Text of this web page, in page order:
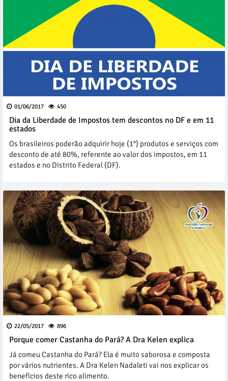
01/06/2017 450
Dia da Liberdade de Impostos tem descontos no DF e em 11
estados
Os brasileiros poderão adquirir hoje (1°) produtos e serviços com
desconto de até 80%, referente ao valor dos impostos, em 11
estados e no Distrito Federal (DF).
22/05/2017 896
Porque comer Castanha do Pará? A Dra Kelen explica
Já comeu Castanha do Pará? Ela é muito saborosa e composta
por vários nutrientes. A Dra Kelen Nadaleti vai nos explicar os
benefícios deste rico alimento.